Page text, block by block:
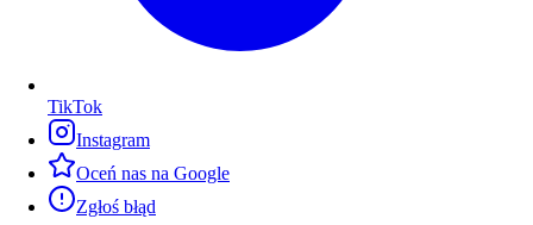
TikTok
Instagram
Oceń nas na Google
Zgłoś błąd